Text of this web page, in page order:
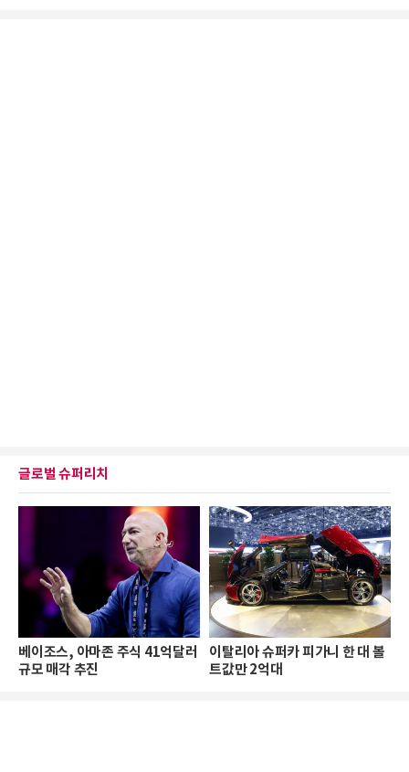
글로벌 슈퍼리치
베이조스, 아마존 주식 41억달러
규모 매각 추진
이탈리아 슈퍼카 피가니 한 대 볼
트값만 2억대